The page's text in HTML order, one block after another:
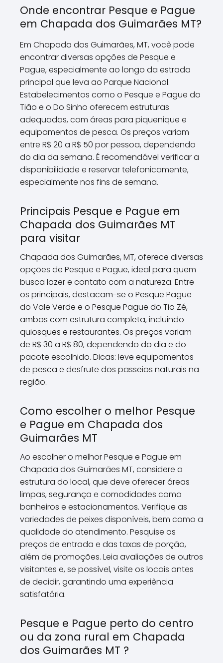
Onde encontrar Pesque e Pague
em Chapada dos Guimarães MT?
Em Chapada dos Guimarães, MT, você pode
encontrar diversas opções de Pesque e
Pague, especialmente ao longo da estrada
principal que leva ao Parque Nacional.
Estabelecimentos como o Pesque e Pague do
Tião e o Do Sinho oferecem estruturas
adequadas, com áreas para piquenique e
equipamentos de pesca. Os preços variam
entre R$ 20 a R$ 50 por pessoa, dependendo
do dia da semana. É recomendável verificar a
disponibilidade e reservar telefonicamente,
especialmente nos fins de semana.
Principais Pesque e Pague em
Chapada dos Guimarães MT
para visitar
Chapada dos Guimarães, MT, oferece diversas
opções de Pesque e Pague, ideal para quem
busca lazer e contato com a natureza. Entre
os principais, destacam-se o Pesque Pague
do Vale Verde e o Pesque Pague do Tio Zé,
ambos com estrutura completa, incluindo
quiosques e restaurantes. Os preços variam
de R$ 30 a R$ 80, dependendo do dia e do
pacote escolhido. Dicas: leve equipamentos
de pesca e desfrute dos passeios naturais na
região.
Como escolher o melhor Pesque
e Pague em Chapada dos
Guimarães MT
Ao escolher o melhor Pesque e Pague em
Chapada dos Guimarães MT, considere a
estrutura do local, que deve oferecer áreas
limpas, segurança e comodidades como
banheiros e estacionamentos. Verifique as
variedades de peixes disponíveis, bem como a
qualidade do atendimento. Pesquise os
preços de entrada e das taxas de porção,
além de promoções. Leia avaliações de outros
visitantes e, se possível, visite os locais antes
de decidir, garantindo uma experiência
satisfatória.
Pesque e Pague perto do centro
ou da zona rural em Chapada
dos Guimarães MT ?